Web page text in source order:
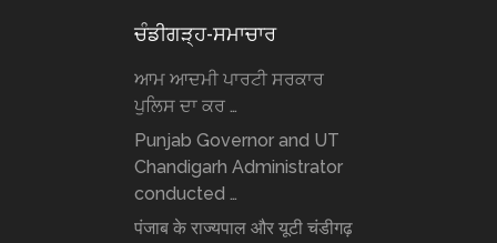
ਚੰਡੀਗੜ੍ਹ-ਸਮਾਚਾਰ
ਆਮ ਆਦਮੀ ਪਾਰਟੀ ਸਰਕਾਰ
ਪੁਲਿਸ ਦਾ ਕਰ …
Punjab Governor and UT
Chandigarh Administrator
conducted …
पंजाब के राज्यपाल और यूटी चंडीगढ़